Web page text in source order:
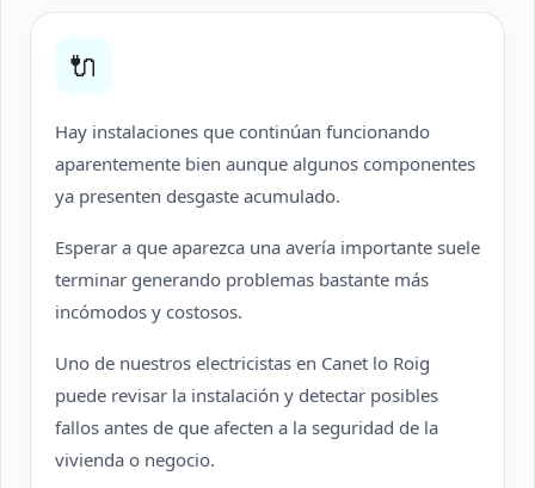
🔌
Hay instalaciones que continúan funcionando
aparentemente bien aunque algunos componentes
ya presenten desgaste acumulado.
Esperar a que aparezca una avería importante suele
terminar generando problemas bastante más
incómodos y costosos.
Uno de nuestros electricistas en Canet lo Roig
puede revisar la instalación y detectar posibles
fallos antes de que afecten a la seguridad de la
vivienda o negocio.